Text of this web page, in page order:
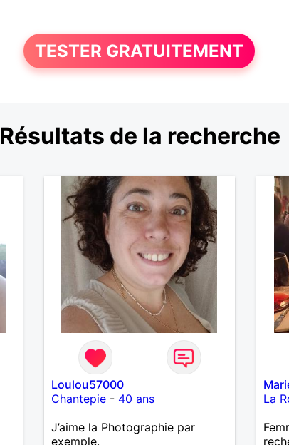
TESTER GRATUITEMENT
Résultats de la recherche
Loulou57000
Chantepie- 40 ans
J’aime la Photographie par
exemple.
La